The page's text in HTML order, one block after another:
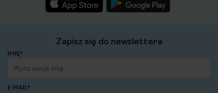
Zapisz się do newslettera
IMIĘ*
E-MAIL*